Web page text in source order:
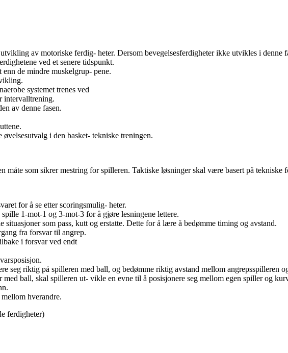
av motoriske ferdig- heter. Dersom bevegelsesferdigheter ikke utvikles i denne
ved et senere tidspunkt.
de mindre muskelgrup- pene.
systemet trenes ved
intervalltrening.
av denne fasen.
i den basket- tekniske treningen.
måte som sikrer mestring for spilleren. Taktiske løsninger skal være basert på tekniske
for å se etter scoringsmulig- heter.
1-mot-1 og 3-mot-3 for å gjøre lesningene lettere.
som pass, kutt og erstatte. Dette for å lære å bedømme timing og avstand.
fra forsvar til angrep.
i forsvar ved endt
seg riktig på spilleren med ball, og bedømme riktig avstand mellom angrepsspilleren
ball, skal spilleren ut- vikle en evne til å posisjonere seg mellom egen spiller og
hverandre.
ferdigheter)